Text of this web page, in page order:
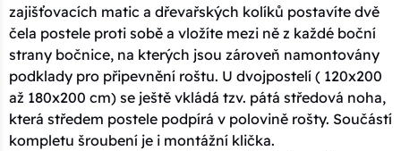
zajišťovacích matic a dřevařských kolíků postavíte dvě
čela postele proti sobě a vložíte mezi ně z každé boční
strany bočnice, na kterých jsou zároveň namontovány
podklady pro připevnění roštu. U dvojpostelí ( 120x200
až 180x200 cm) se ještě vkládá tzv. pátá středová noha,
která středem postele podpírá v polovině rošty. Součástí
kompletu šroubení je i montážní klička.